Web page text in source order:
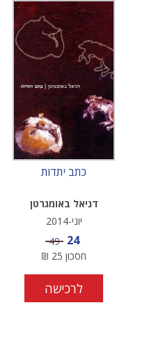
כתב יתדות
דניאל באומגרטן
יוני-2014
מחיר מבצע
24 מחיר
49
חסכון 25
₪
לרכישה